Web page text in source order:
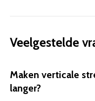
Veelgestelde
Maken verticale
langer?